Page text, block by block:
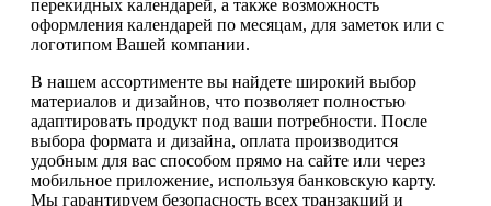
перекидных календарей, а также возможность
оформления календарей по месяцам, для заметок или с
логотипом Вашей компании.
В нашем ассортименте вы найдете широкий выбор
материалов и дизайнов, что позволяет полностью
адаптировать продукт под ваши потребности. После
выбора формата и дизайна, оплата производится
удобным для вас способом прямо на сайте или через
мобильное приложение, используя банковскую карту.
Мы гарантируем безопасность всех транзакций и